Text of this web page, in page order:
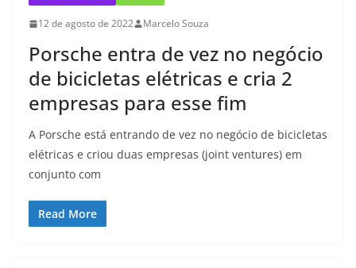
12 de agosto de 2022 Marcelo Souza
Porsche entra de vez no negócio
de bicicletas elétricas e cria 2
empresas para esse fim
A Porsche está entrando de vez no negócio de bicicletas
elétricas e criou duas empresas (joint ventures) em
conjunto com
Read More